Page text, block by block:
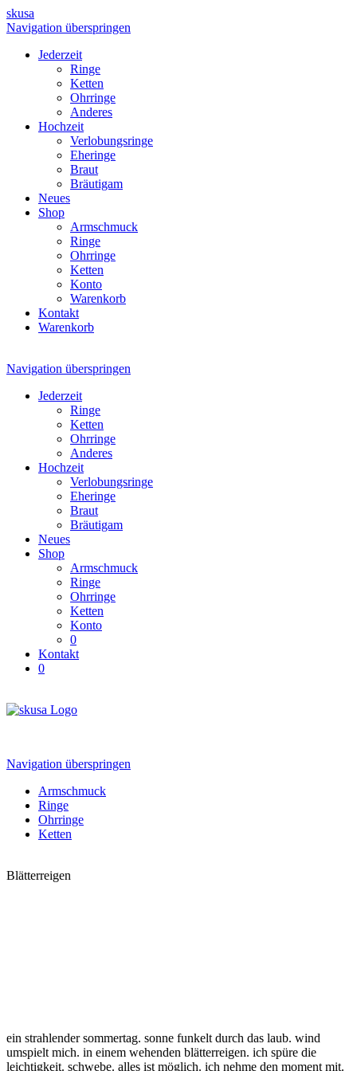
skusa
Navigation überspringen
Jederzeit
Ringe
Ketten
Ohrringe
Anderes
Hochzeit
Verlobungsringe
Eheringe
Braut
Bräutigam
Neues
Shop
Armschmuck
Ringe
Ohrringe
Ketten
Konto
Warenkorb
Kontakt
Warenkorb
Navigation überspringen
Jederzeit
Ringe
Ketten
Ohrringe
Anderes
Hochzeit
Verlobungsringe
Eheringe
Braut
Bräutigam
Neues
Shop
Armschmuck
Ringe
Ohrringe
Ketten
Konto
0
Kontakt
0
Navigation überspringen
Armschmuck
Ringe
Ohrringe
Ketten
Blätterreigen
ein strahlender sommertag. sonne funkelt durch das laub. wind
umspielt mich. in einem wehenden blätterreigen. ich spüre die
leichtigkeit. schwebe. alles ist möglich. ich nehme den moment mit.